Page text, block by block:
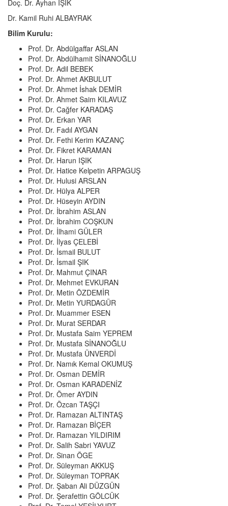
Doç. Dr. Ayhan IŞIK
Dr. Kamil Ruhi ALBAYRAK
Bilim Kurulu:
Prof. Dr. Abdülgaffar ASLAN
Prof. Dr. Abdülhamit SİNANOĞLU
Prof. Dr. Adil BEBEK
Prof. Dr. Ahmet AKBULUT
Prof. Dr. Ahmet İshak DEMİR
Prof. Dr. Ahmet Saim KILAVUZ
Prof. Dr. Cağfer KARADAŞ
Prof. Dr. Erkan YAR
Prof. Dr. Fadıl AYGAN
Prof. Dr. Fethi Kerim KAZANÇ
Prof. Dr. Fikret KARAMAN
Prof. Dr. Harun IŞIK
Prof. Dr. Hatice Kelpetin ARPAGUŞ
Prof. Dr. Hulusi ARSLAN
Prof. Dr. Hülya ALPER
Prof. Dr. Hüseyin AYDIN
Prof. Dr. İbrahim ASLAN
Prof. Dr. İbrahim COŞKUN
Prof. Dr. İlhami GÜLER
Prof. Dr. İlyas ÇELEBİ
Prof. Dr. İsmail BULUT
Prof. Dr. İsmail ŞIK
Prof. Dr. Mahmut ÇINAR
Prof. Dr. Mehmet EVKURAN
Prof. Dr. Metin ÖZDEMİR
Prof. Dr. Metin YURDAGÜR
Prof. Dr. Muammer ESEN
Prof. Dr. Murat SERDAR
Prof. Dr. Mustafa Saim YEPREM
Prof. Dr. Mustafa SİNANOĞLU
Prof. Dr. Mustafa ÜNVERDİ
Prof. Dr. Namık Kemal OKUMUŞ
Prof. Dr. Osman DEMİR
Prof. Dr. Osman KARADENİZ
Prof. Dr. Ömer AYDIN
Prof. Dr. Özcan TAŞÇI
Prof. Dr. Ramazan ALTINTAŞ
Prof. Dr. Ramazan BİÇER
Prof. Dr. Ramazan YILDIRIM
Prof. Dr. Salih Sabri YAVUZ
Prof. Dr. Sinan ÖGE
Prof. Dr. Süleyman AKKUŞ
Prof. Dr. Süleyman TOPRAK
Prof. Dr. Şaban Ali DÜZGÜN
Prof. Dr. Şerafettin GÖLCÜK